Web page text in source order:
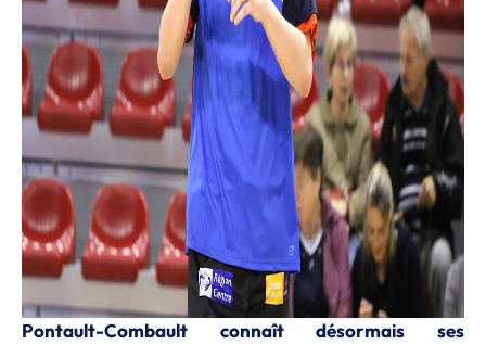
Pontault-Combault connaît désormais ses